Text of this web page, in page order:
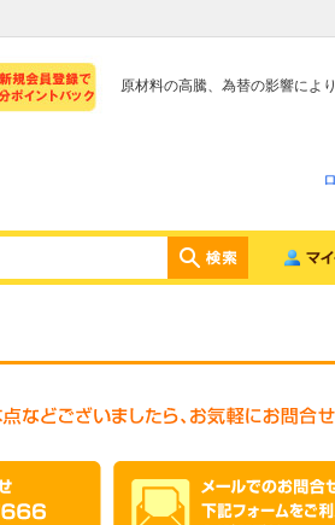
原材料の高騰、為替の影響によ